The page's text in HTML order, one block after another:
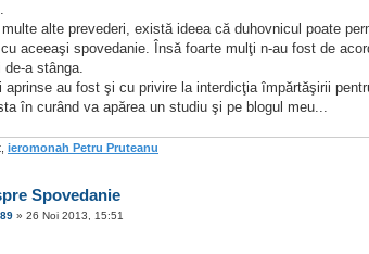
multe alte prevederi, există ideea că duhovnicul poate
aceeaşi spovedanie. Însă foarte mulţi n-au fost de
de-a stânga.
aprinse au fost şi cu privire la interdicţia împărtăşirii
în curând va apărea un studiu şi pe blogul meu...
ieromonah Petru Pruteanu
Spovedanie
» 26 Noi 2013, 15:51